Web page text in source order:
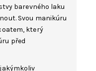
barevného laku
Svou manikúru
, který
před